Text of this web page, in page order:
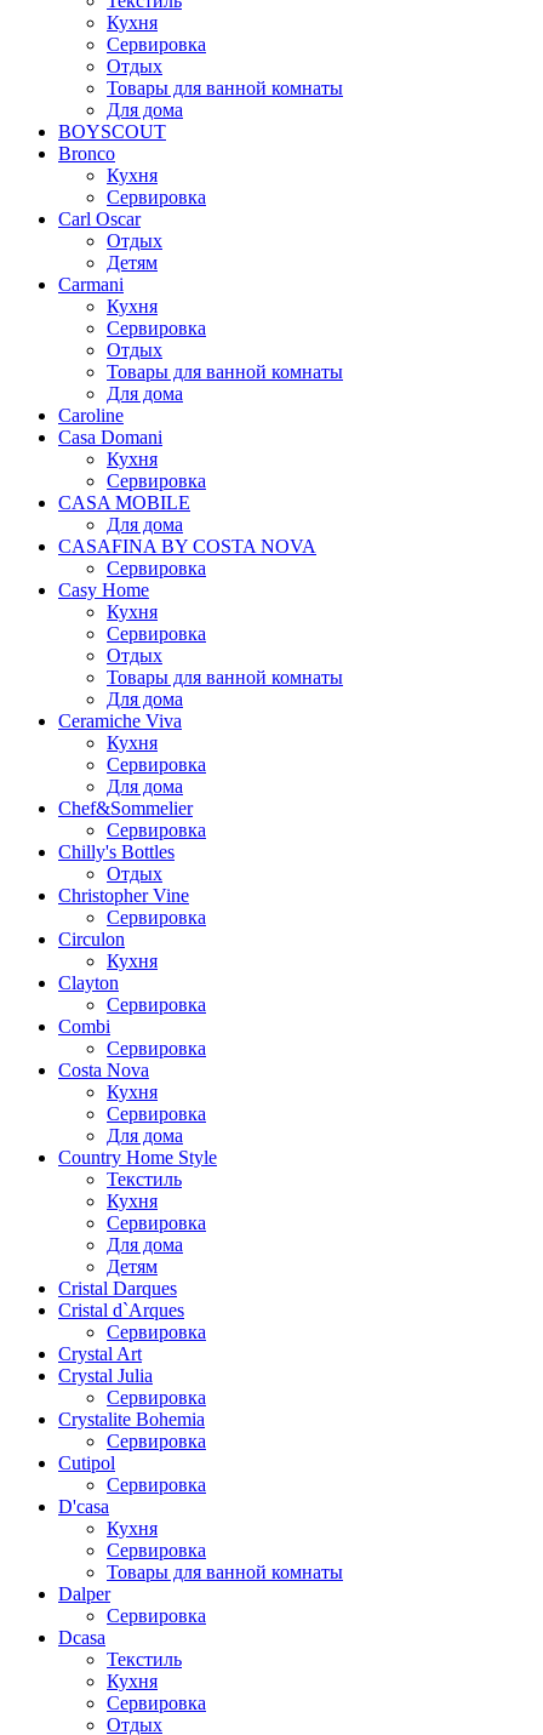
Кухня
Сервировка
Отдых
Товары для ванной комнаты
Для дома
BOYSCOUT
Bronco
Кухня
Сервировка
Carl Oscar
Отдых
Детям
Carmani
Кухня
Сервировка
Отдых
Товары для ванной комнаты
Для дома
Caroline
Casa Domani
Кухня
Сервировка
CASA MOBILE
Для дома
CASAFINA BY COSTA NOVA
Сервировка
Casy Home
Кухня
Сервировка
Отдых
Товары для ванной комнаты
Для дома
Ceramiche Viva
Кухня
Сервировка
Для дома
Chef&Sommelier
Сервировка
Chilly's Bottles
Отдых
Christopher Vine
Сервировка
Circulon
Кухня
Clayton
Сервировка
Combi
Сервировка
Costa Nova
Кухня
Сервировка
Для дома
Country Home Style
Текстиль
Кухня
Сервировка
Для дома
Детям
Cristal Darques
Cristal d`Arques
Сервировка
Crystal Art
Crystal Julia
Сервировка
Crystalite Bohemia
Сервировка
Cutipol
Сервировка
D'casa
Кухня
Сервировка
Товары для ванной комнаты
Dalper
Сервировка
Dcasa
Текстиль
Кухня
Сервировка
Отдых